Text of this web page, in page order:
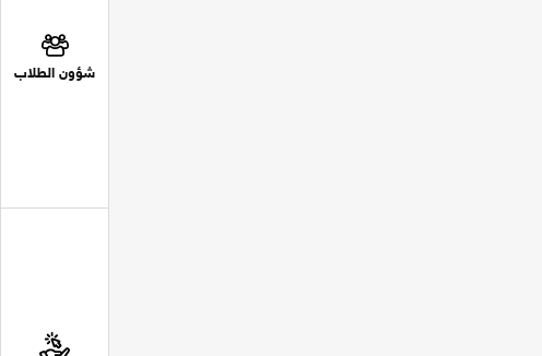
شؤون الطلاب